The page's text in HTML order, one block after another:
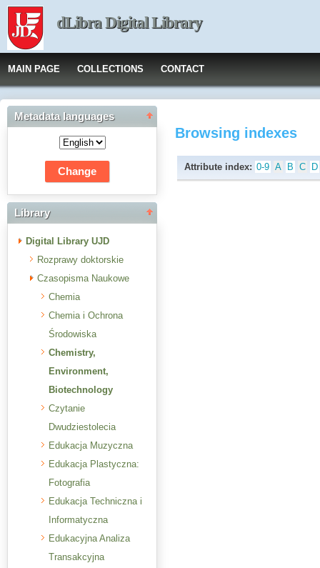
dLibra Digital Library
MAIN PAGE COLLECTIONS CONTACT
Metadata languages
Library
Digital Library UJD
Rozprawy doktorskie
Czasopisma Naukowe
Chemia
Chemia i Ochrona
Środowiska
Chemistry,
Environment,
Biotechnology
Czytanie
Dwudziestolecia
Edukacja Muzyczna
Edukacja Plastyczna:
Fotografia
Edukacja Techniczna i
Informatyczna
Edukacyjna Analiza
Transakcyjna
Browsing indexes
Attribute index: 0-9 A B C D